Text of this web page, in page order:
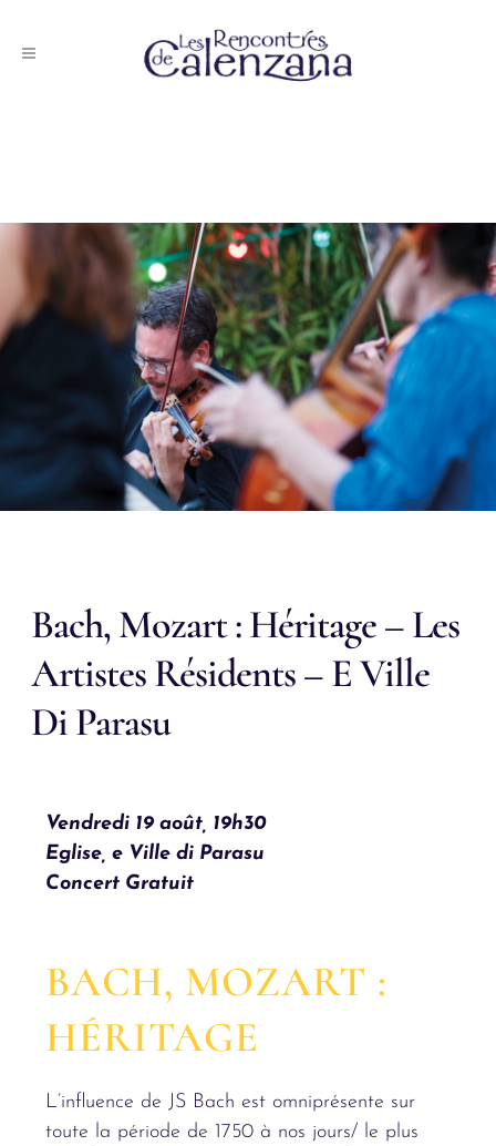
Bach, Mozart : Héritage – Les
Artistes Résidents – E Ville
Di Parasu
Vendredi 19 août, 19h30
Eglise, e Ville di Parasu
Concert Gratuit
BACH, MOZART :
HÉRITAGE
L’influence de JS Bach est omniprésente sur
toute la période de 1750 à nos jours/ le plus